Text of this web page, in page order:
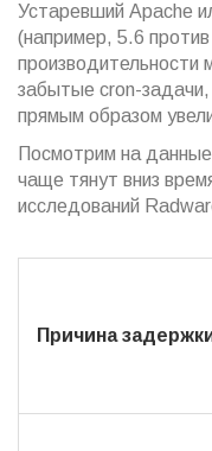
Устаревший Apache
(например, 5.6
производительности
забытые cron-
прямым образом
Посмотрим на
чаще тянут вниз
исследований
Причина